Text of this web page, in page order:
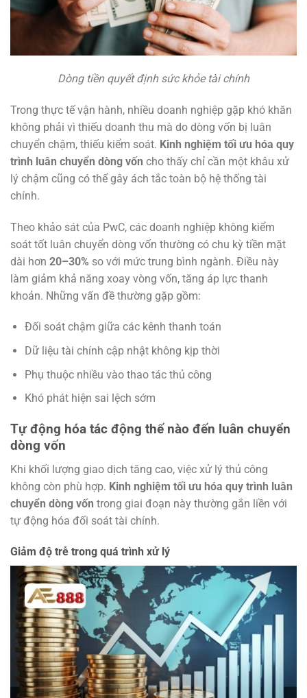
Dòng tiền quyết định sức khỏe tài chính
Trong thực tế vận hành, nhiều doanh nghiệp gặp khó khăn
không phải vì thiếu doanh thu mà do dòng vốn bị luân
chuyển chậm, thiếu kiểm soát. Kinh nghiệm tối ưu hóa quy
trình luân chuyển dòng vốn cho thấy chỉ cần một khâu xử
lý chậm cũng có thể gây ách tắc toàn bộ hệ thống tài
chính.
Theo khảo sát của PwC, các doanh nghiệp không kiểm
soát tốt luân chuyển dòng vốn thường có chu kỳ tiền mặt
dài hơn 20–30% so với mức trung bình ngành. Điều này
làm giảm khả năng xoay vòng vốn, tăng áp lực thanh
khoản. Những vấn đề thường gặp gồm:
Đối soát chậm giữa các kênh thanh toán
Dữ liệu tài chính cập nhật không kịp thời
Phụ thuộc nhiều vào thao tác thủ công
Khó phát hiện sai lệch sớm
Tự động hóa tác động thế nào đến luân chuyển
dòng vốn
Khi khối lượng giao dịch tăng cao, việc xử lý thủ công
không còn phù hợp. Kinh nghiệm tối ưu hóa quy trình luân
chuyển dòng vốn trong giai đoạn này thường gắn liền với
tự động hóa đối soát tài chính.
Giảm độ trễ trong quá trình xử lý